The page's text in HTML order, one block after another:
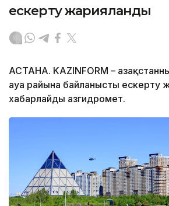
ескерту жарияланды
АСТАНА. KAZINFORM –
ауа райына байланысты ескерту
хабарлайды Қазгидромет.